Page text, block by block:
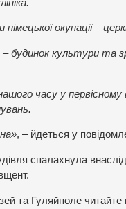
окупації –
– будинок культури та
часу у первісному
, – йдеться у
спалахнула
та Гуляйполе читайте